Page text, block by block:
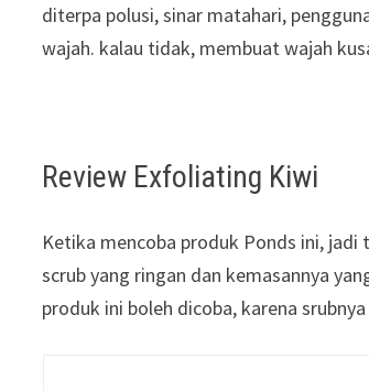
diterpa polusi, sinar matahari,
wajah. kalau tidak, membuat wajah
Review Exfoliating Kiwi
Ketika mencoba produk Ponds ini,
scrub yang ringan dan kemasannya
produk ini boleh dicoba, karena